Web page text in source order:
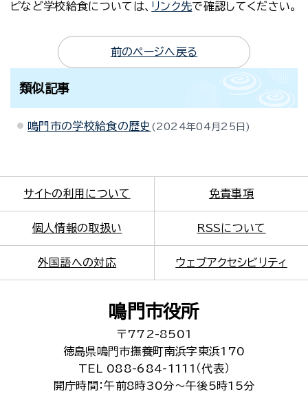
ピなど学校給食については、 リンク先で確認してください。
前のページへ戻る
類似記事
鳴門市の学校給食の歴史 2024年04月25日
サイトの利用について 免責事項
個人情報の取扱い RSSについて
外国語への対応 ウェブアクセシビリティ
鳴門市役所
〒772-8501
徳島県鳴門市撫養町南浜字東浜170
TEL 088-684-1111（代表）
開庁時間：午前8時30分～午後5時15分